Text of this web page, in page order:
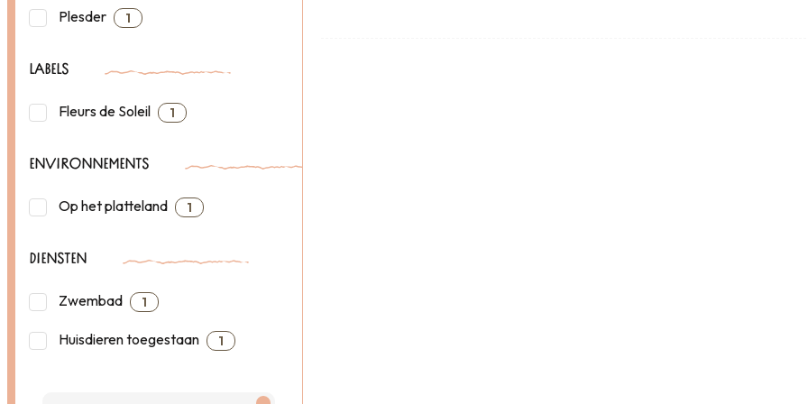
Plesder 1
LABELS
Fleurs de Soleil 1
ENVIRONNEMENTS
Op het platteland 1
DIENSTEN
Zwembad 1
Huisdieren toegestaan 1